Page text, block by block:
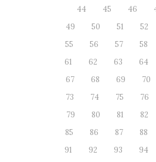
44
45 46
49
50 51 52
55
56 57 58
61
62 63 64
67
68 69 70
73
74 75 76
79
80 81 82
85
86 87 88
91
92 93 94